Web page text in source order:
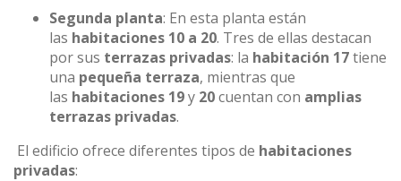
Segunda planta: En esta planta están
las habitaciones 10 a 20. Tres de ellas destacan
por sus terrazas privadas: la habitación 17tiene
una pequeña terraza, mientras que
las habitaciones 19y 20cuentan con amplias
terrazas privadas.
El edificio ofrece diferentes tipos de habitaciones
privadas: